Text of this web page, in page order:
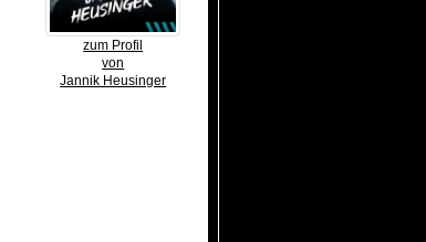
zum Profil
von
Jannik Heusinger